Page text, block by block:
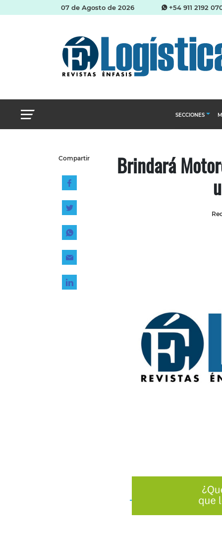
07 de Agosto de 2026 +54 911 2192
SECCIONES
Almacenes e
Logística y
Management
Compartir Brindará